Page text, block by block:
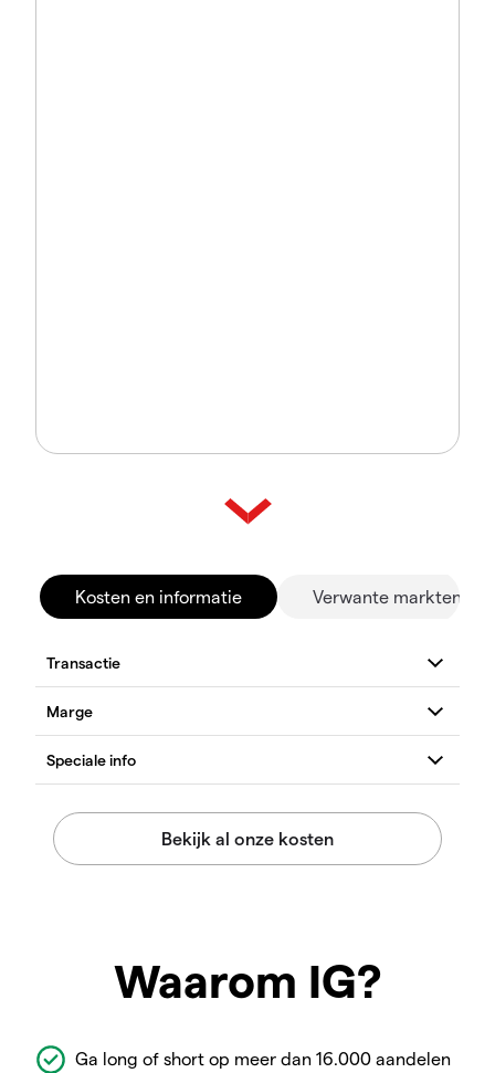
Kosten en informatie Verwante markten
Waarom IG?
Ga long of short op meer dan 16.000 aandelen